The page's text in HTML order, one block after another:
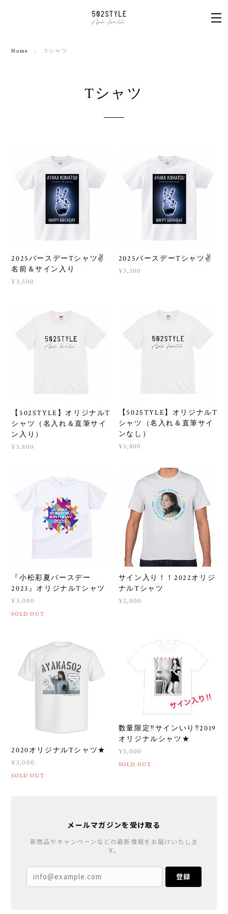
Home Tシャツ
Tシャツ
2025バースデーTシャツ✌️
名前＆サイン入り
¥3,500
2025バースデーTシャツ✌️
¥3,500
【502STYLE】オリジナルT
シャツ（名入れ＆直筆サイ
ン入り）
¥3,800
【502STYLE】オリジナルT
シャツ（名入れ＆直筆サイ
ンなし）
¥3,800
『小松彩夏バースデー
2023』オリジナルTシャツ
¥3,000
SOLD OUT
サイン入り！！2022オリジ
ナルTシャツ
¥2,000
2020オリジナルTシャツ★
¥3,000
SOLD OUT
数量限定‼︎サインいり‼︎2019
オリジナルシャツ★
¥5,000
SOLD OUT
メールマガジンを受け取る
新商品やキャンペーンなどの最新情報をお届けいたしま
す。
登録